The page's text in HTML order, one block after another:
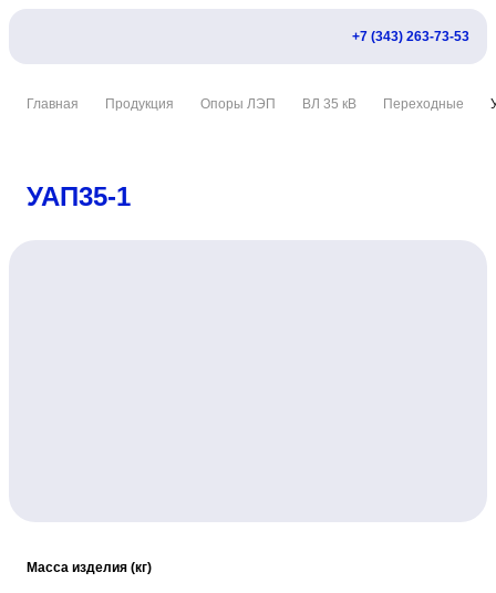
+7 (343) 263-73-53
Главная Продукция Опоры ЛЭП ВЛ 35 кВ Переходные
УАП35-1
Масса изделия (кг)